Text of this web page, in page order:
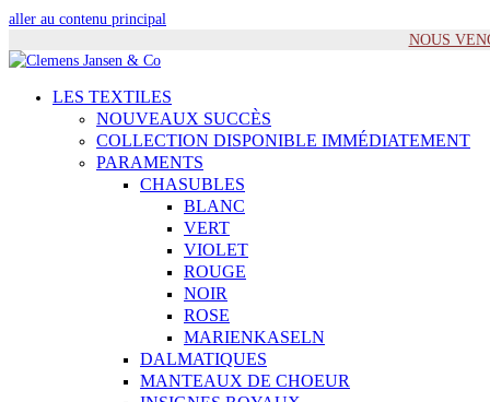
aller au contenu principal
NOUS
LES TEXTILES
NOUVEAUX SUCCÈS
COLLECTION DISPONIBLE IMMÉDIATEMENT
PARAMENTS
CHASUBLES
BLANC
VERT
VIOLET
ROUGE
NOIR
ROSE
MARIENKASELN
DALMATIQUES
MANTEAUX DE CHOEUR